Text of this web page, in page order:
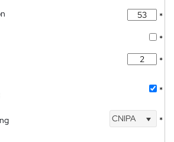
*
*
*
*
CNIPA *